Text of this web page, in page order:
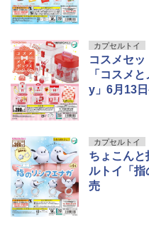
￥2,320
カプセルトイ
コスメセ
「コスメ
y」6月13
カプセルトイ
ちょこんと
ルトイ「
売